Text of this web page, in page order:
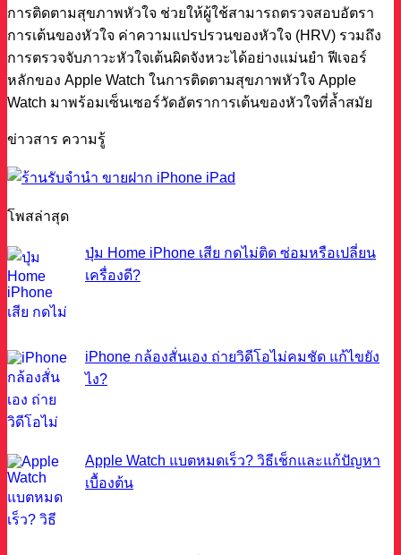
การติดตามสุขภาพหัวใจ ช่วยให้ผู้ใช้สามารถตรวจสอบอัตรา
การเต้นของหัวใจ ค่าความแปรปรวนของหัวใจ (HRV) รวมถึง
การตรวจจับภาวะหัวใจเต้นผิดจังหวะได้อย่างแม่นยำ ฟีเจอร์
หลักของ Apple Watch ในการติดตามสุขภาพหัวใจ Apple
Watch มาพร้อมเซ็นเซอร์วัดอัตราการเต้นของหัวใจที่ล้ำสมัย
ข่าวสาร ความรู้
โพสล่าสุด
ปุ่ม Home iPhone เสีย กดไม่ติด ซ่อมหรือเปลี่ยน
เครื่องดี?
iPhone กล้องสั่นเอง ถ่ายวิดีโอไม่คมชัด แก้ไขยัง
ไง?
Apple Watch แบตหมดเร็ว? วิธีเช็กและแก้ปัญหา
เบื้องต้น